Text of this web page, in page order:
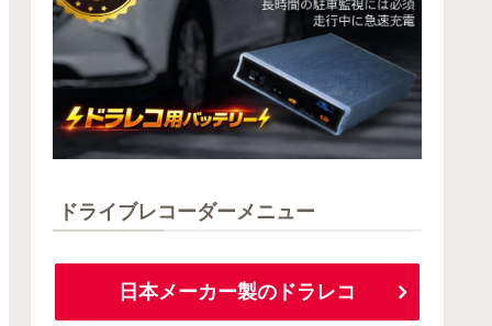
ドライブレコーダーメニュー
日本メーカー製のドラレコ